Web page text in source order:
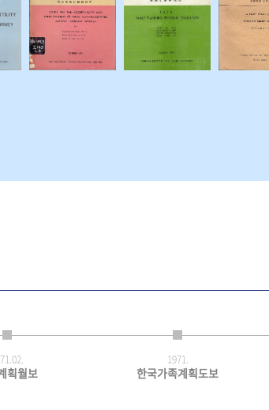
02.
획월보
1971.
한국가족계획도보